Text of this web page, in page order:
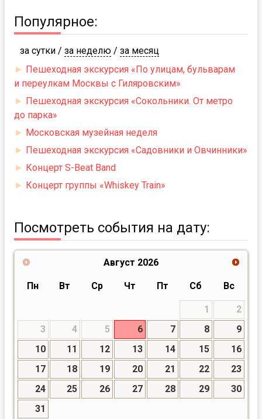
Популярное:
за сутки / за неделю / за месяц
► Пешеходная экскурсия «По улицам, бульварам
и переулкам Москвы с Гиляровским»
► Пешеходная экскурсия «Сокольники. От метро
до парка»
► Московская музейная неделя
► Пешеходная экскурсия «Садовники и Овчинники»
► Концерт S-Beat Band
► Концерт группы «Whiskey Train»
Посмотреть события на дату:
Август 2026
Пн Вт Ср Чт Пт Сб Вс
1
2
3
4 5 6 7 8
9
10
11 12 13 14 15
16
17
18 19 20 21 22
23
24
25 26 27 28 29
30
31